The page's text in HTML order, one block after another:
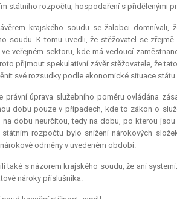
státního rozpočtu; hospodaření s přidělenými
krajského soudu se žalobci domnívali,
soudu. K tomu uvedli, že stěžovatel se
veřejném sektoru, kde má vedoucí
přijmout spekulativní závěr stěžovatele, že tato
své rozsudky podle ekonomické situace státu.
právní úprava služebního poměru ovládána
dobu pouze v případech, kde to zákon o
na dobu neurčitou, tedy na dobu, po kterou
rozpočtu bylo snížení nárokových
odměny v uvedeném období.
také s názorem krajského soudu, že ani
nároky příslušníka.